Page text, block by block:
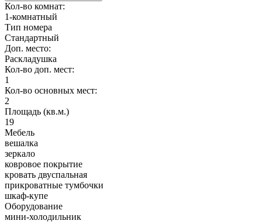
Кол-во комнат:
1-комнатный
Тип номера
Стандартный
Доп. место:
Раскладушка
Кол-во доп. мест:
1
Кол-во основных мест:
2
Площадь (кв.м.)
19
Мебель
вешалка
зеркало
ковровое покрытие
кровать двуспальная
прикроватные тумбочки
шкаф-купе
Оборудование
мини-холодильник